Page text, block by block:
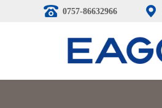
0757-86632966